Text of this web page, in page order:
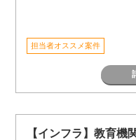
担当者オススメ案件
【インフラ】教育機